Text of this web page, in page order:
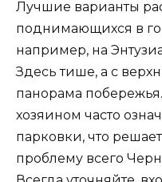
Лучшие варианты
поднимающихся в
например, на
Здесь тише, а с
панорама
хозяином часто
парковки, что
проблему всего